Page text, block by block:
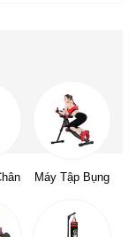
Máy Tập Bụng